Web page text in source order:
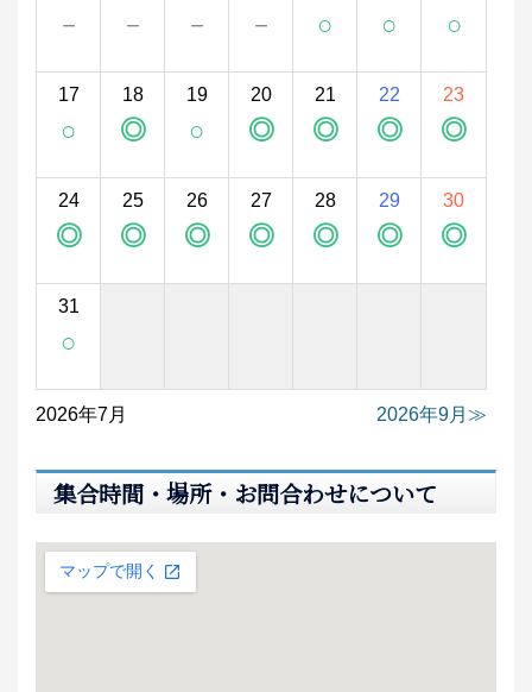
－ － － － ○ ○ ○
17
○
18
◎
19
○
20
◎
21
◎
22
◎
23
◎
24
◎
25
◎
26
◎
27
◎
28
◎
29
◎
30
◎
31
○
2026年7月 2026年9月
集合時間・場所・お問合わせについて